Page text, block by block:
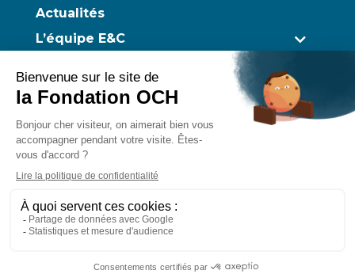
Actualités
L’équipe E&C
Accueil à Lourdes
Transmettre son patrimoine
Nos Partenaires
© 2020 - Office Chrétien des personnes Handicapées –